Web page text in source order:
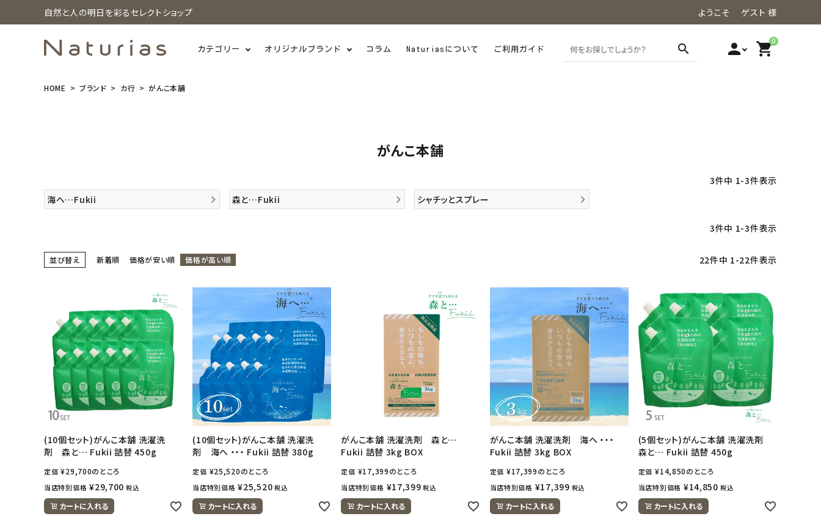
自然と人の明日を彩るセレクトショップ ようこそ ゲスト 様
カテゴリー オリジナルブランド コラム Naturiasについて ご利用ガイド search person 0
shopping_cart
カテゴリーから探す
インナー・下着・ナイトウェア
キッズ・ベビー・マタニティ
キッチン用品
フード・ドリンク
定期購入
HOME ブランド カ行 がんこ本舗
がんこ本舗
3件中 1-3件表示
海へ…Fukii
森と…Fukii シャチッとスプレー
3件中 1-3件表示
並び替え 新着順 価格が安い順 価格が高い順 22件中 1-22件表示
(10個セット)がんこ本舗 洗濯洗
剤 森と… Fukii 詰替 450g
定価 ¥29,700のところ
当店特別価格 ¥29,700 税込
カートに入れる
(10個セット)がんこ本舗 洗濯洗
剤 海へ ・・・ Fukii 詰替 380g
定価 ¥25,520のところ
当店特別価格 ¥25,520 税込
カートに入れる
がんこ本舗 洗濯洗剤 森と…
Fukii 詰替 3kg BOX
定価 ¥17,399のところ
当店特別価格 ¥17,399 税込
カートに入れる
がんこ本舗 洗濯洗剤 海へ ・・・
Fukii 詰替 3kg BOX
定価 ¥17,399のところ
当店特別価格 ¥17,399 税込
カートに入れる
(5個セット)がんこ本舗 洗濯洗剤
森と… Fukii 詰替 450g
定価 ¥14,850のところ
当店特別価格 ¥14,850 税込
カートに入れる